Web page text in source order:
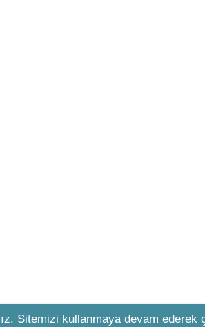
Sitemizi kullanmaya devam